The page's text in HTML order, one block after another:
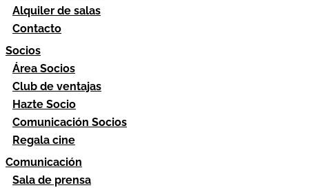
Alquiler de salas
Contacto
Socios
Área Socios
Club de ventajas
Hazte Socio
Comunicación Socios
Regala cine
Comunicación
Sala de prensa